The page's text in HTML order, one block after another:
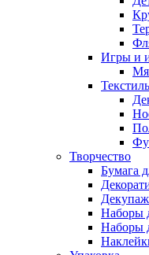
Игры и
Текстиль
Творчество
Бумага
Наборы
Наборы